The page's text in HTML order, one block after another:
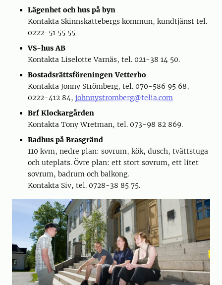
Lägenhet och hus på byn
Kontakta Skinnskattebergs kommun, kundtjänst tel.
0222-51 55 55
VS-hus AB
Kontakta Liselotte Varnäs, tel. 021-38 14 50.
Bostadsrättsföreningen Vetterbo
Kontakta Jonny Strömberg, tel. 070-586 95 68,
0222-412 84, johnnystromberg@telia.com
Brf Klockargården
Kontakta Tony Wretman, tel. 073-98 82 869.
Radhus på Brasgränd
110 kvm, nedre plan: sovrum, kök, dusch, tvättstuga
och uteplats. Övre plan: ett stort sovrum, ett litet
sovrum, badrum och balkong.
Kontakta Siv, tel. 0728-38 85 75.